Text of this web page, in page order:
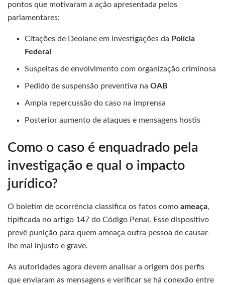
pontos que motivaram a ação apresentada pelos
parlamentares:
Citações de Deolane em investigações da Polícia
Federal
Suspeitas de envolvimento com organização criminosa
Pedido de suspensão preventiva naOAB
Ampla repercussão do caso na imprensa
Posterior aumento de ataques e mensagens hostis
Como o caso é enquadrado pela
investigação e qual o impacto
jurídico?
O boletim de ocorrência classifica os fatos como ameaça,
tipificada no artigo 147 do Código Penal. Esse dispositivo
prevê punição para quem ameaça outra pessoa de causar-
lhe mal injusto e grave.
As autoridades agora devem analisar a origem dos perfis
que enviaram as mensagens e verificar se há conexão entre